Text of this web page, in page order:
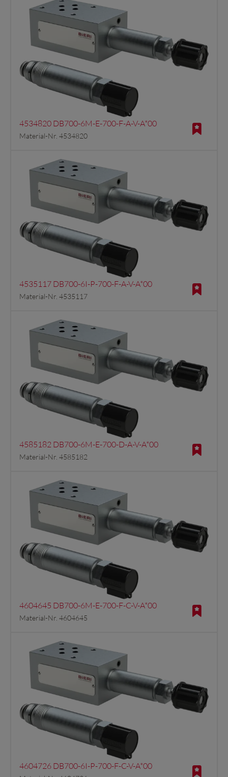
4534820 DB700-6M-E-700-F-A-V-A*00
Material-Nr. 4534820
4535117 DB700-6I-P-700-F-A-V-A*00
Material-Nr. 4535117
4585182 DB700-6M-E-700-D-A-V-A*00
Material-Nr. 4585182
4604645 DB700-6M-E-700-F-C-V-A*00
Material-Nr. 4604645
4604726 DB700-6I-P-700-F-C-V-A*00